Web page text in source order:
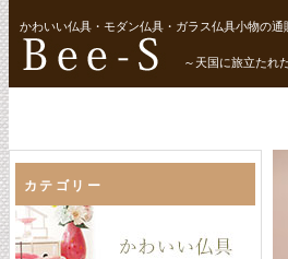
かわいい仏具・モダン仏具・ガラス仏具小物の
～天国に旅立たれ
カテゴリー